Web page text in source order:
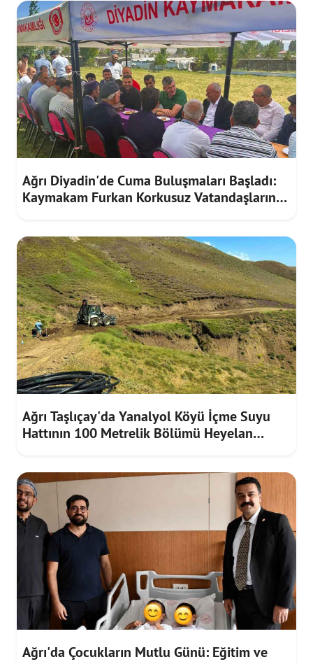
Ağrı Diyadin'de Cuma Buluşmaları Başladı:
Kaymakam Furkan Korkusuz Vatandaşların
Ağrı Taşlıçay'da Yanalyol Köyü İçme Suyu
Hattının 100 Metrelik Bölümü Heyelan
Ağrı'da Çocukların Mutlu Günü: Eğitim ve